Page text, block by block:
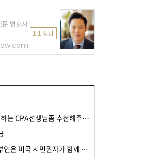
문 변호사
1:1 상담
CPA선생님좀 추천해주세요~~
국 시민권자가 함께 공항에 들어올 때